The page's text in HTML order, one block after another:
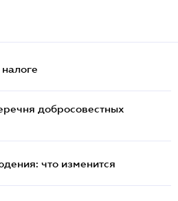
добросовестных
что изменится